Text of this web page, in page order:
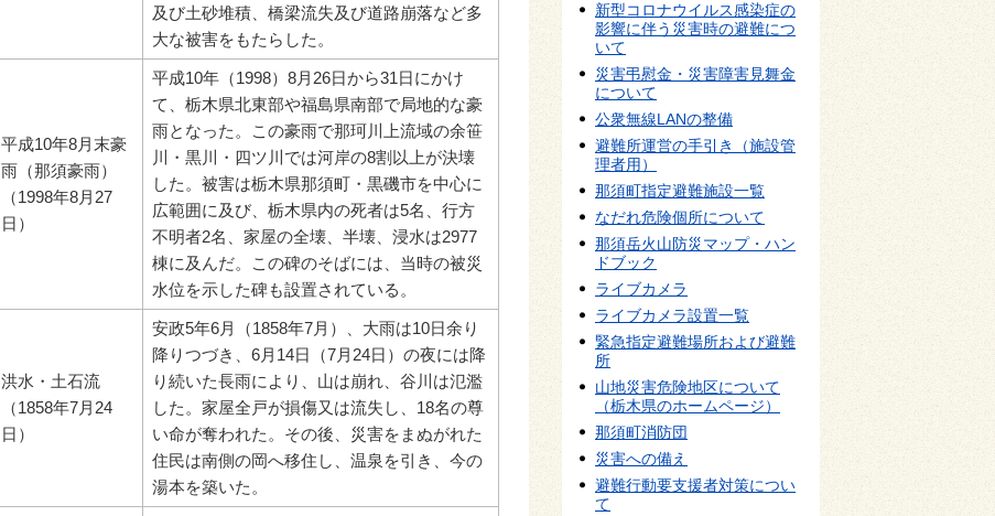
及び土砂堆積、橋梁流失及び道路崩落など多
大な被害をもたらした。
平成10年8月末豪
雨（那須豪雨）
（1998年8月27
日）
平成10年（1998）8月26日から31日にかけ
て、栃木県北東部や福島県南部で局地的な豪
雨となった。この豪雨で那珂川上流域の余笹
川・黒川・四ツ川では河岸の8割以上が決壊
した。被害は栃木県那須町・黒磯市を中心に
広範囲に及び、栃木県内の死者は5名、行方
不明者2名、家屋の全壊、半壊、浸水は2977
棟に及んだ。この碑のそばには、当時の被災
水位を示した碑も設置されている。
洪水・土石流
（1858年7月24
日）
安政5年6月（1858年7月）、大雨は10日余り
降りつづき、6月14日（7月24日）の夜には降
り続いた長雨により、山は崩れ、谷川は氾濫
した。家屋全戸が損傷又は流失し、18名の尊
い命が奪われた。その後、災害をまぬがれた
住民は南側の岡へ移住し、温泉を引き、今の
湯本を築いた。
新型コロナウイルス感染症の
影響に伴う災害時の避難につ
いて
災害弔慰金・災害障害見舞金
について
公衆無線LANの整備
避難所運営の手引き（施設管
理者用）
那須町指定避難施設一覧
なだれ危険個所について
那須岳火山防災マップ・ハン
ドブック
ライブカメラ
ライブカメラ設置一覧
緊急指定避難場所および避難
所
山地災害危険地区について
（栃木県のホームページ）
那須町消防団
災害への備え
避難行動要支援者対策につい
て